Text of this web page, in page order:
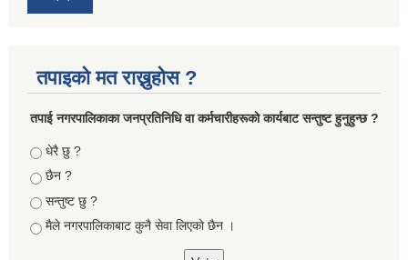
तपाइको मत राख्नुहोस ?
तपा‌ई नगरपालिकाका जनप्रतिनिधि वा कर्मचारीहरूकाे कार्यबाट सन्तुष्ट हुनुहुन्छ ?
Choices
धेरै छु ?
छैन ?
सन्तुष्ट छु ?
मैले नगरपालिकाबाट कुनै सेवा लिएकाे छैन ।